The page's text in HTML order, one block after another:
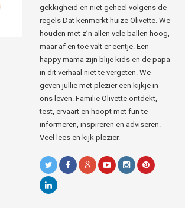
gekkigheid en niet geheel volgens de
regels Dat kenmerkt huize Olivette. We
houden met z’n allen vele ballen hoog,
maar af en toe valt er eentje. Een
happy mama zijn blije kids en de papa
in dit verhaal niet te vergeten. We
geven jullie met plezier een kijkje in
ons leven. Familie Olivette ontdekt,
test, ervaart en hoopt met fun te
informeren, inspireren en adviseren.
Veel lees en kijk plezier.